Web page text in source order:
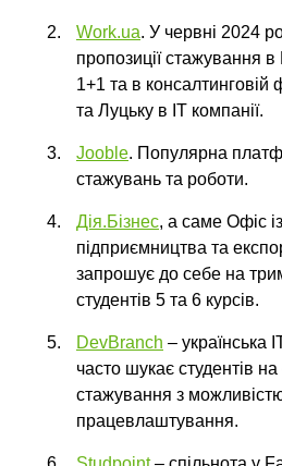
Work.ua. У червні 2024
пропозиції стажування в
1+1 та в консалтинговій
та Луцьку в IT компанії.
Jooble. Популярна
стажувань та роботи.
Дія.Бізнес, а саме Офіс
підприємництва та
запрошує до себе на
студентів 5 та 6 курсів.
DevBranch – українська
часто шукає студентів
стажування з
працевлаштування.